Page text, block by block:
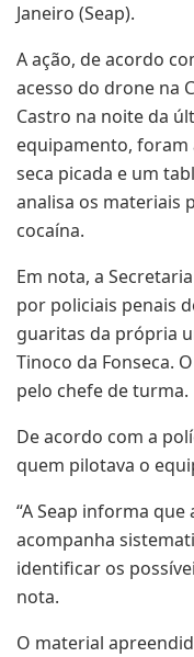
Janeiro (Seap).
A ação, de acordo
acesso do drone na
Castro na noite da
equipamento, foram
seca picada e um
analisa os materiais
cocaína.
Em nota, a
por policiais penais
guaritas da própria
Tinoco da Fonseca.
pelo chefe de turma.
De acordo com a
quem pilotava o
“A Seap informa
acompanha
identificar os
nota.
O material